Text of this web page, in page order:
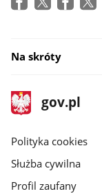
Na skróty
stopka
gov.pl
Strona
gov.pl
gov.pl
Polityka cookies
Służba cywilna
Profil zaufany